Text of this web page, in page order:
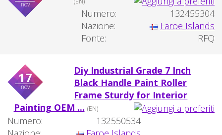
nov
Numero:
132455304
Nazione:
Faroe Islands
Fonte:
RFQ
17
nov
Diy Industrial Grade 7 Inch
Black Handle Paint Roller
Frame Sturdy for Interior
Painting OEM ... (EN)
Numero:
132550534